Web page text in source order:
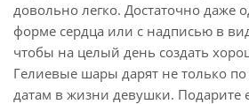
довольно легко. Достаточно даже
форме сердца или с надписью в
чтобы на целый день создать
Гелиевые шары дарят не только
датам в жизни девушки. Подарите